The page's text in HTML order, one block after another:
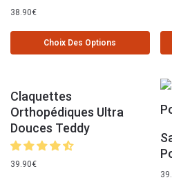
38.90€
Choix Des Options
Claquettes
Orthopédiques Ultra
Douces Teddy
39.90€